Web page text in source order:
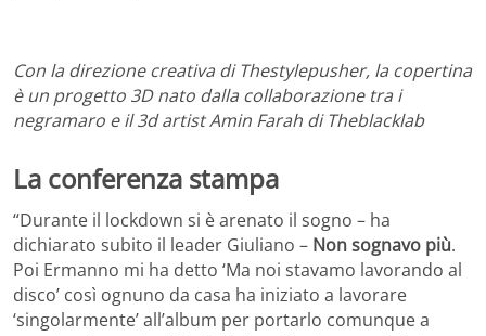
Con la direzione creativa di Thestylepusher, la copertina
è un progetto 3D nato dalla collaborazione tra i
negramaro e il 3d artist Amin Farah di Theblacklab
La conferenza stampa
“Durante il lockdown si è arenato il sogno – ha
dichiarato subito il leader Giuliano – Non sognavo più.
Poi Ermanno mi ha detto ‘Ma noi stavamo lavorando al
disco’ così ognuno da casa ha iniziato a lavorare
‘singolarmente’ all’album per portarlo comunque a